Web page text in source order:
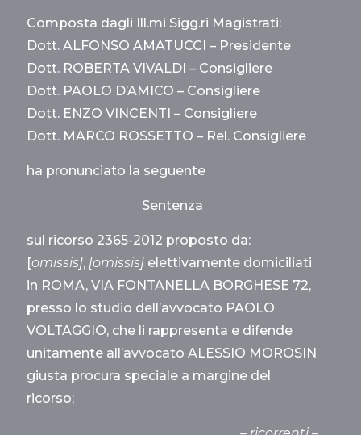
Composta dagli Ill.mi Sigg.ri Magistrati:
Dott. ALFONSO AMATUCCI – Presidente
Dott. ROBERTA VIVALDI – Consigliere
Dott. PAOLO D’AMICO – Consigliere
Dott. ENZO VINCENTI – Consigliere
Dott. MARCO ROSSETTO – Rel. Consigliere
ha pronunciato la seguente
Sentenza
sul ricorso 2365-2012 proposto da:
[omissis], [omissis] elettivamente domiciliati
in ROMA, VIA FONTANELLA BORGHESE 72,
presso lo studio dell’avvocato PAOLO
VOLTAGGIO, che li rappresenta e difende
unitamente all’avvocato ALESSIO MOROSIN
giusta procura speciale a margine del
ricorso;